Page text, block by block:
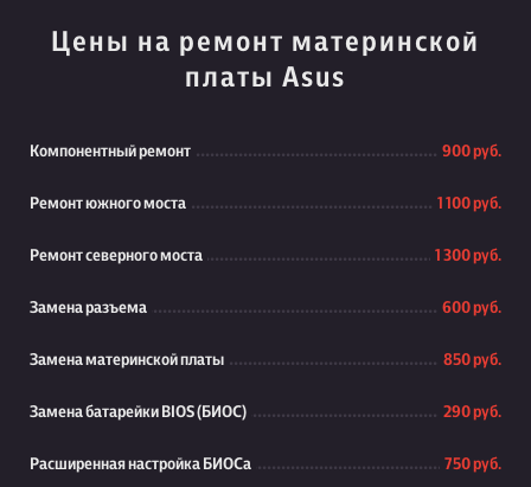
Цены на ремонт материнской
платы Asus
Компонентный ремонт 900 руб.
Ремонт южного моста 1 100 руб.
Ремонт северного моста 1 300 руб.
Замена разъема 600 руб.
Замена материнской платы 850 руб.
Замена батарейки BIOS (БИОС) 290 руб.
Расширенная настройка БИОСа 750 руб.